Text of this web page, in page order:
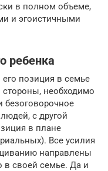
в полном объеме,
и эгоистичными
ребенка
позиция в семье
стороны, необходимо
безоговорочное
с другой
в плане
Все усилия
направлены
в своей семье. Да и